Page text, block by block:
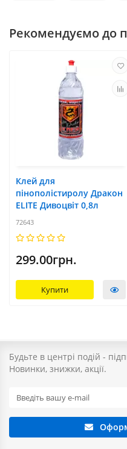
Рекомендуємо до
Клей для
пінополістиролу Дракон
ELITE Дивоцвіт 0,8л
72643
299.00грн.
Купити
Будьте в центрі подій -
Новинки, знижки, акції.